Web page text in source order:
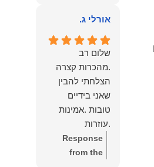
הלב לכל מי
שמחפש עורך דין
מקצועי, אמין
ומסור.
הוא שלנו.
אורלי ג.
שלום רב
.מהכרות קצרה
הצלחתי להבין
שאני בידיים
טובות .אמינות
.עוזרות
.ומקשיבות .אין לי
מילים להודות
Response
from the